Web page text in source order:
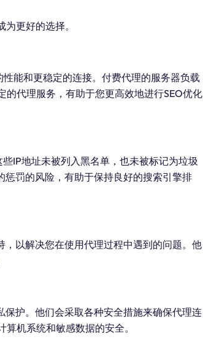
更好的选择。
能和更稳定的连接。付费代理的服务器负载
代理服务，有助于您更高效地进行SEO优化
IP地址未被列入黑名单，也未被标记为垃圾
罚的风险，有助于保持良好的搜索引擎排
以解决您在使用代理过程中遇到的问题。他
护。他们会采取各种安全措施来确保代理连
机系统和敏感数据的安全。